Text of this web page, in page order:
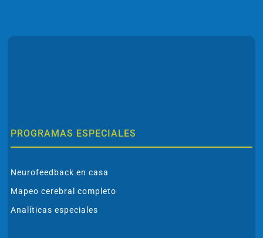
PROGRAMAS ESPECIALES
Neurofeedback en casa
Mapeo cerebral completo
Analíticas especiales